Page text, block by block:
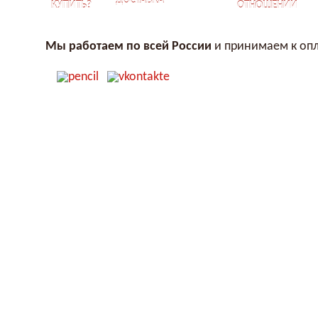
КУПИТЬ?
ОТНОШЕНИЙ
Мы работаем по всей России и принимаем к